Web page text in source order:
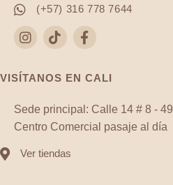
(+57) 316 778 7644
VISÍTANOS EN CALI
Sede principal: Calle 14 # 8 - 49
Centro Comercial pasaje al día
Ver tiendas